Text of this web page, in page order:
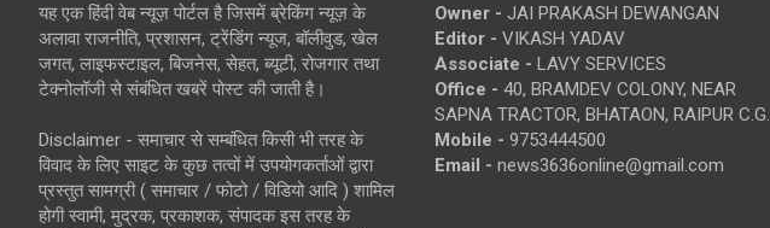
यह एक हिंदी वेब न्यूज़ पोर्टल है जिसमें ब्रेकिंग न्यूज़ के
अलावा राजनीति, प्रशासन, ट्रेंडिंग न्यूज, बॉलीवुड, खेल
जगत, लाइफस्टाइल, बिजनेस, सेहत, ब्यूटी, रोजगार तथा
टेक्नोलॉजी से संबंधित खबरें पोस्ट की जाती है।
Disclaimer - समाचार से सम्बंधित किसी भी तरह के
विवाद के लिए साइट के कुछ तत्वों में उपयोगकर्ताओं द्वारा
प्रस्तुत सामग्री ( समाचार / फोटो / विडियो आदि ) शामिल
होगी स्वामी, मुद्रक, प्रकाशक, संपादक इस तरह के
Owner - JAI PRAKASH DEWANGAN
Editor - VIKASH YADAV
Associate - LAVY SERVICES
Office - 40, BRAMDEV COLONY, NEAR
SAPNA TRACTOR, BHATAON, RAIPUR C.G.
Mobile - 9753444500
Email - news3636online@gmail.com